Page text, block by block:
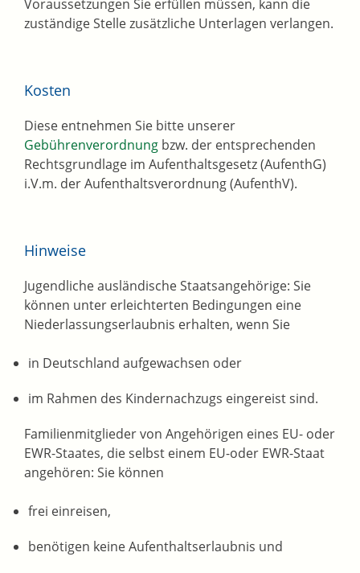
Voraussetzungen Sie erfüllen müssen, kann die
zuständige Stelle zusätzliche Unterlagen verlangen.
Kosten
Diese entnehmen Sie bitte unserer
Gebührenverordnung bzw. der entsprechenden
Rechtsgrundlage im Aufenthaltsgesetz (AufenthG)
i.V.m. der Aufenthaltsverordnung (AufenthV).
Hinweise
Jugendliche ausländische Staatsangehörige: Sie
können unter erleichterten Bedingungen eine
Niederlassungserlaubnis erhalten, wenn Sie
in Deutschland aufgewachsen oder
im Rahmen des Kindernachzugs eingereist sind.
Familienmitglieder von Angehörigen eines EU- oder
EWR-Staates, die selbst einem EU-oder EWR-Staat
angehören: Sie können
frei einreisen,
benötigen keine Aufenthaltserlaubnis und